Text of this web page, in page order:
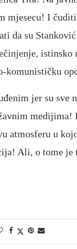
mjesecu! I
da su
istinsko
komunističku
jer su sve
medijima!
atmosferu u
Ali, o tome